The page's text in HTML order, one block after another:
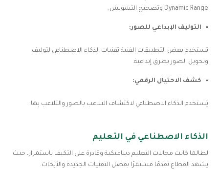
Dynamic Range وتصحيح التشويش.
التوليف الإبداعي للصور:
تستخدم بعض التطبيقات الفنية تقنيات الذكاء الاصطناعي لتوليف
وتحويل الصور بطرق إبداعية.
كشف الاحتيال الرقمي:
يُستخدم الذكاء الاصطناعي لاكتشاف التلاعب بالصور والتلاعب بها.
الذكاء الاصطناعي في التعليم
لطالما كانت مجالات التعليم ديناميكية وقادرة على التكيف باستمرار، حيث
يشهد القطاع تقدمًا مستمرًا بفضل التقنيات الجديدة والأبحاث.